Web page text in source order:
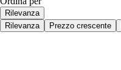
Rilevanza
Rilevanza
Prezzo crescente